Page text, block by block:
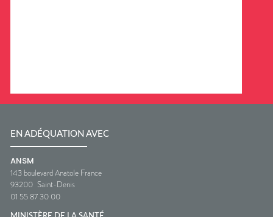
EN ADÉQUATION AVEC
ANSM
143 boulevard Anatole France
93200 Saint-Denis
01 55 87 30 00